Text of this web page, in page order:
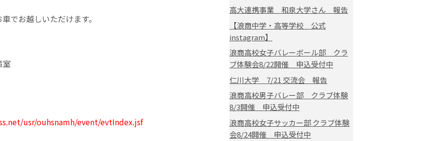
でお越しいただけます。
室
usr/ouhsnamh/event/evtIndex.jsf
高大連携事業 和泉大学さん 報告
【浪商中学・高等学校 公式
instagram】
浪商高校女子バレーボール部 クラ
ブ体験会8/22開催 申込受付中
仁川大学 7/21 交流会 報告
浪商高校男子バレー部 クラブ体験
8/3開催 申込受付中
浪商高校女子サッカー部 クラブ体験
会8/24開催 申込受付中